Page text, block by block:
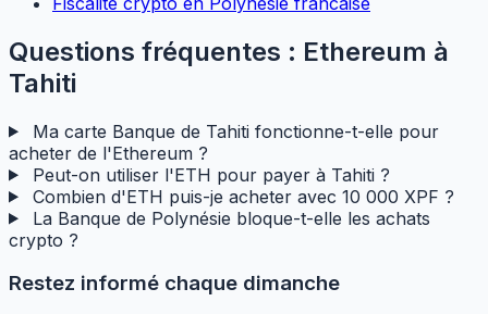
Questions fréquentes : Ethereum à
Tahiti
Ma carte Banque de Tahiti fonctionne-t-elle pour
acheter de l'Ethereum ?
Peut-on utiliser l'ETH pour payer à Tahiti ?
Combien d'ETH puis-je acheter avec 10 000 XPF ?
La Banque de Polynésie bloque-t-elle les achats
crypto ?
Restez informé chaque dimanche